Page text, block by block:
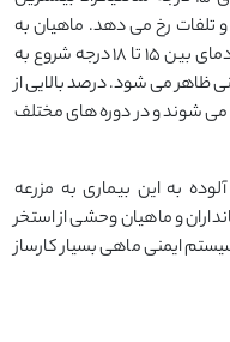
ابتلا و تلفات رخ می دهد. ماهیان به
ظاهر سالم که ناقل این بیماری هستند در دمای بین 15 تا 18 درجه شروع به
ظاهر می شود. درصد بالایی از
می شوند و در دوره های مختلف
به این بیماری به مزرعه
و ماهیان وحشی از استخر
ایمنی ماهی بسیار کارساز